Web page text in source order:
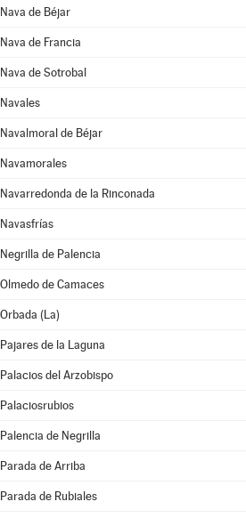
Nava de Béjar
Nava de Francia
Nava de Sotrobal
Navales
Navalmoral de Béjar
Navamorales
Navarredonda de la Rinconada
Navasfrías
Negrilla de Palencia
Olmedo de Camaces
Orbada (La)
Pajares de la Laguna
Palacios del Arzobispo
Palaciosrubios
Palencia de Negrilla
Parada de Arriba
Parada de Rubiales